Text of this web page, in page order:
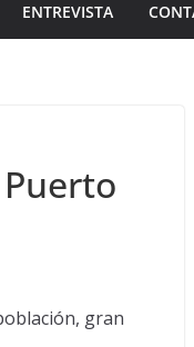
ENTREVISTA
gran